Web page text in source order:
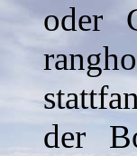
oder
der